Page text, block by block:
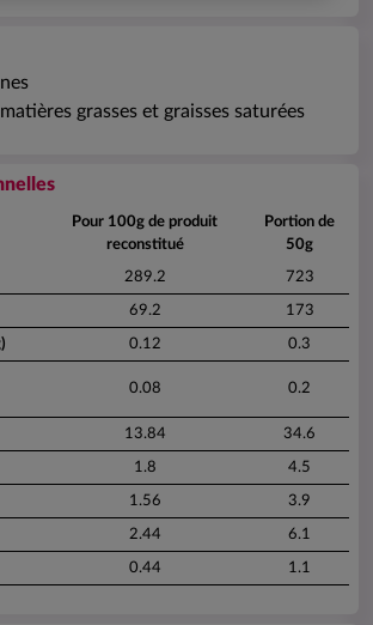
grasses et graisses saturées
Pour 100g de produit
reconstitué
Portion de
50g
289.2 723
69.2 173
0.12 0.3
0.08 0.2
13.84 34.6
1.8 4.5
1.56 3.9
2.44 6.1
0.44 1.1